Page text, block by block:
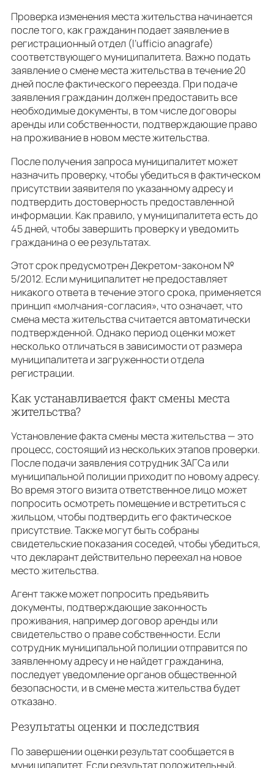
Проверка изменения места жительства начинается
после того, как гражданин подает заявление в
регистрационный отдел (l’ufficio anagrafe)
соответствующего муниципалитета. Важно подать
заявление о смене места жительства в течение 20
дней после фактического переезда. При подаче
заявления гражданин должен предоставить все
необходимые документы, в том числе договоры
аренды или собственности, подтверждающие право
на проживание в новом месте жительства.
После получения запроса муниципалитет может
назначить проверку, чтобы убедиться в фактическом
присутствии заявителя по указанному адресу и
подтвердить достоверность предоставленной
информации. Как правило, у муниципалитета есть до
45 дней, чтобы завершить проверку и уведомить
гражданина о ее результатах.
Этот срок предусмотрен Декретом-законом №
5/2012. Если муниципалитет не предоставляет
никакого ответа в течение этого срока, применяется
принцип «молчания-согласия», что означает, что
смена места жительства считается автоматически
подтвержденной. Однако период оценки может
несколько отличаться в зависимости от размера
муниципалитета и загруженности отдела
регистрации.
Как устанавливается факт смены места
жительства?
Установление факта смены места жительства — это
процесс, состоящий из нескольких этапов проверки.
После подачи заявления сотрудник ЗАГСа или
муниципальной полиции приходит по новому адресу.
Во время этого визита ответственное лицо может
попросить осмотреть помещение и встретиться с
жильцом, чтобы подтвердить его фактическое
присутствие. Также могут быть собраны
свидетельские показания соседей, чтобы убедиться,
что декларант действительно переехал на новое
место жительства.
Агент также может попросить предъявить
документы, подтверждающие законность
проживания, например договор аренды или
свидетельство о праве собственности. Если
сотрудник муниципальной полиции отправится по
заявленному адресу и не найдет гражданина,
последует уведомление органов общественной
безопасности, и в смене места жительства будет
отказано.
Результаты оценки и последствия
По завершении оценки результат сообщается в
муниципалитет. Если результат положительный,